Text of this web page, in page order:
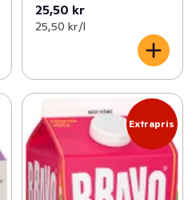
25,50 kr
25,50 kr /l
Extrapris